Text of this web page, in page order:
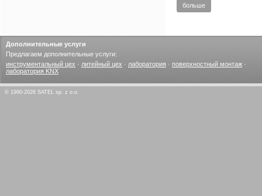
больше
Дополнительные услуги
Предлагаем дополнительные услуги:
инструментальный цех · литейный цех · лаборатория · поверхностный монтаж ·
лаборатория KNX
© 1990-2026 SATEL sp. z o.o.